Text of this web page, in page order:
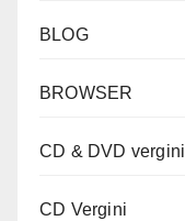
BLOG
BROWSER
CD & DVD vergini
CD Vergini